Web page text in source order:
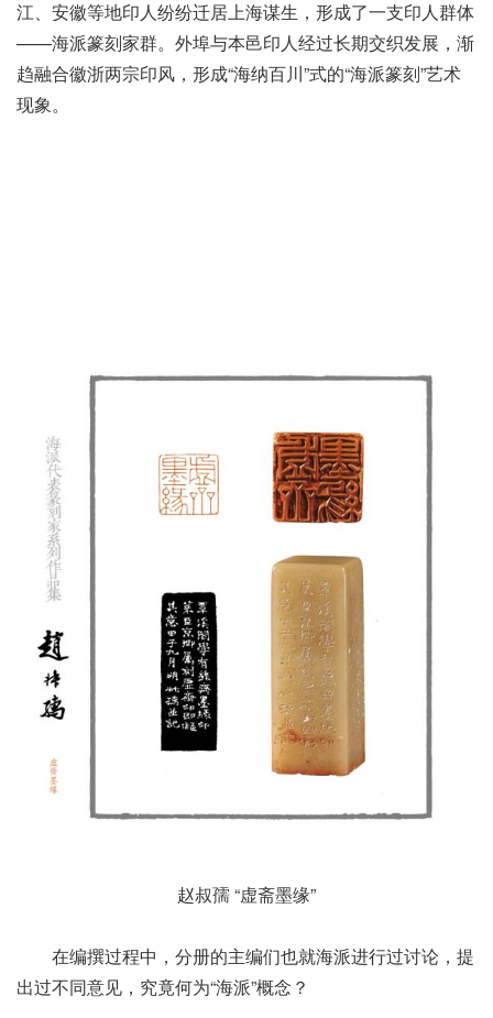
江、安徽等地印人纷纷迁居上海谋生，形成了一支印人群体
——海派篆刻家群。外埠与本邑印人经过长期交织发展，渐
趋融合徽浙两宗印风，形成“海纳百川”式的“海派篆刻”艺术
现象。
赵叔孺 “虚斋墨缘”
在编撰过程中，分册的主编们也就海派进行过讨论，提
出过不同意见，究竟何为“海派”概念？